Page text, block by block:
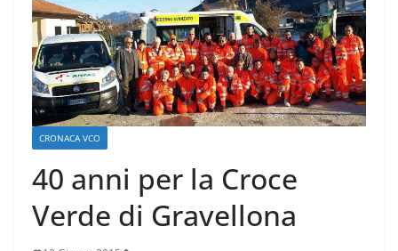
CRONACA VCO
40 anni per la Croce
Verde di Gravellona